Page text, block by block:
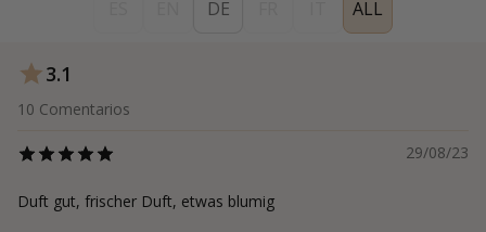
DE ALL
3.1
10 Comentarios
29/08/23
Duft gut, frischer Duft, etwas blumig